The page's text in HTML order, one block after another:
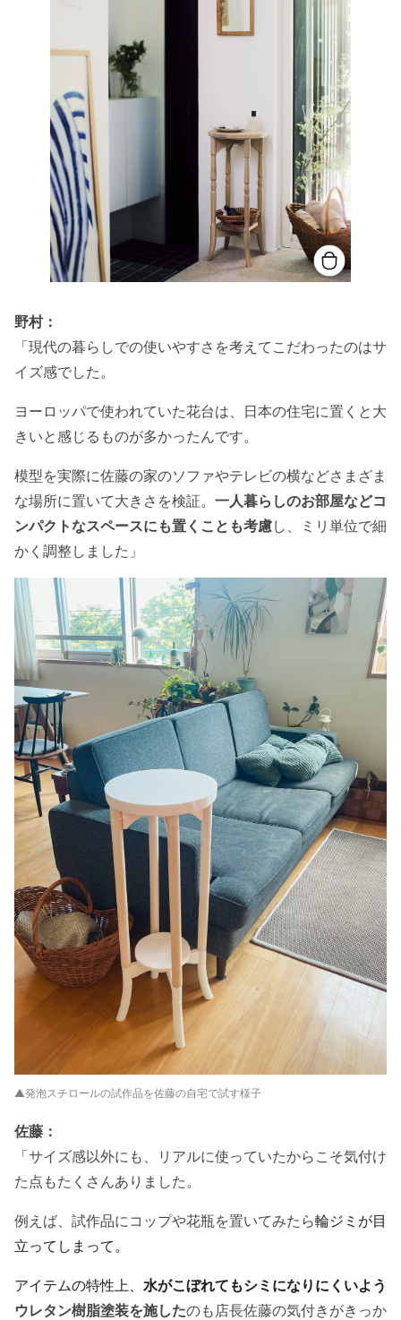
野村：
「現代の暮らしでの使いやすさを考えてこだわったのはサ
イズ感でした。
ヨーロッパで使われていた花台は、日本の住宅に置くと大
きいと感じるものが多かったんです。
模型を実際に佐藤の家のソファやテレビの横などさまざま
な場所に置いて大きさを検証。 一人暮らしのお部屋などコ
ンパクトなスペースにも置くことも考慮し、ミリ単位で細
かく調整しました」
▲発泡スチロールの試作品を佐藤の自宅で試す様子
佐藤：
「サイズ感以外にも、リアルに使っていたからこそ気付け
た点もたくさんありました。
例えば、試作品にコップや花瓶を置いてみたら輪ジミが目
立ってしまって。
アイテムの特性上、 水がこぼれてもシミになりにくいよう
ウレタン樹脂塗装を施したのも店長佐藤の気付きがきっか